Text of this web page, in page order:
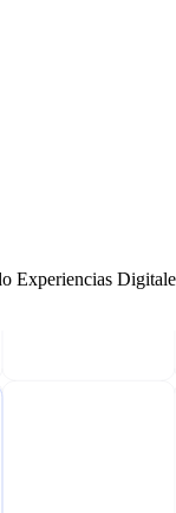
Experiencias